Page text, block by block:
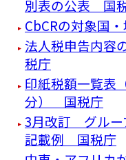
別表の公表 国
CbCRの対象国
法人税申告内容
税庁
印紙税額一覧表
分） 国税庁
3月改訂 グルー
記載例 国税庁